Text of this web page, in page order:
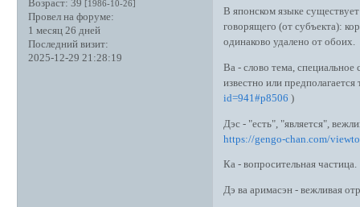
Возраст: 39 [1986-10-26]
Провел на форуме:
1 месяц 26 дней
Последний визит:
2025-12-29 21:28:19
В японском языке
говорящего (от субъекта):
одинаково удалено от обоих.
Ва - слово тема,
известно или
id=941#p8506 )
Дэс - "есть", "является",
https://gengo-chan.com/
Ка - вопросительная частица.
Дэ ва аримасэн - вежливая